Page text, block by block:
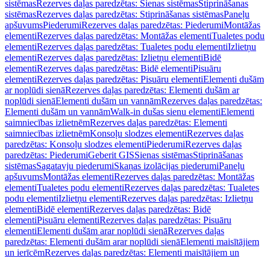
sistēmasRezerves daļas paredzētas: Sienas sistēmasStiprināšanas
sistēmasRezerves daļas paredzētas: Stiprināšanas sistēmasPaneļu
apšuvumsPiederumiRezerves daļas paredzētas: PiederumiMontāžas
elementiRezerves daļas paredzētas: Montāžas elementiTualetes podu
elementiRezerves daļas paredzētas: Tualetes podu elementiIzlietņu
elementiRezerves daļas paredzētas: Izlietņu elementiBidē
elementiRezerves daļas paredzētas: Bidē elementiPisuāru
elementiRezerves daļas paredzētas: Pisuāru elementiElementi dušām
ar noplūdi sienāRezerves daļas paredzētas: Elementi dušām ar
noplūdi sienāElementi dušām un vannāmRezerves daļas paredzētas:
Elementi dušām un vannāmWalk-in dušas sienu elementiElementi
saimniecības izlietnēmRezerves daļas paredzētas: Elementi
saimniecības izlietnēmKonsoļu slodzes elementiRezerves daļas
paredzētas: Konsoļu slodzes elementiPiederumiRezerves daļas
paredzētas: PiederumiGeberit GISSienas sistēmasStiprināšanas
sistēmasSagatavju piederumiSkaņas izolācijas piederumiPaneļu
apšuvumsMontāžas elementiRezerves daļas paredzētas: Montāžas
elementiTualetes podu elementiRezerves daļas paredzētas: Tualetes
podu elementiIzlietņu elementiRezerves daļas paredzētas: Izlietņu
elementiBidē elementiRezerves daļas paredzētas: Bidē
elementiPisuāru elementiRezerves daļas paredzētas: Pisuāru
elementiElementi dušām arar noplūdi sienāRezerves daļas
paredzētas: Elementi dušām arar noplūdi sienāElementi maisītājiem
un ierīcēmRezerves daļas paredzētas: Elementi maisītājiem un